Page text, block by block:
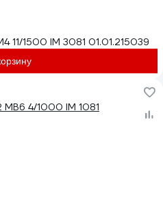
11/1500 IM 3081 01.01.215039